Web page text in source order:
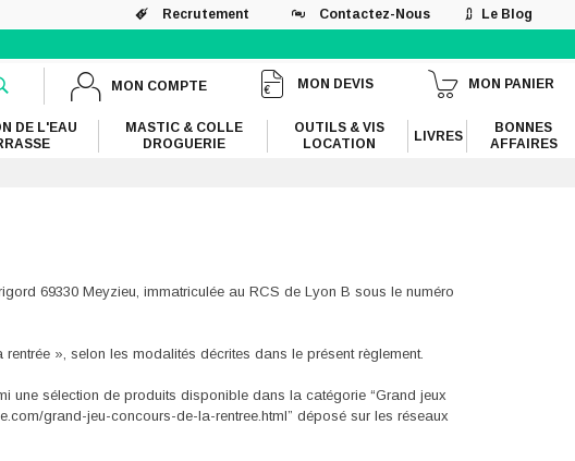
Recrutement Contactez-Nous Le Blog
MON COMPTE MON DEVIS MON PANIER
DE L'EAU
MASTIC & COLLE
DROGUERIE
OUTILS & VIS
LOCATION
LIVRES
BONNES
AFFAIRES
69330 Meyzieu, immatriculée au RCS de Lyon B sous le numéro
», selon les modalités décrites dans le présent règlement.
sélection de produits disponible dans la catégorie “Grand jeux
grand-jeu-concours-de-la-rentree.html” déposé sur les réseaux